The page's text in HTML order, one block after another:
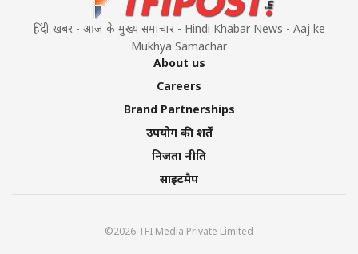
हिंदी खबर - आज के मुख्य समाचार - Hindi Khabar News - Aaj ke
Mukhya Samachar
About us
Careers
Brand Partnerships
उपयोग की शर्तें
निजता नीति
साइटमैप
©2026 TFI Media Private Limited